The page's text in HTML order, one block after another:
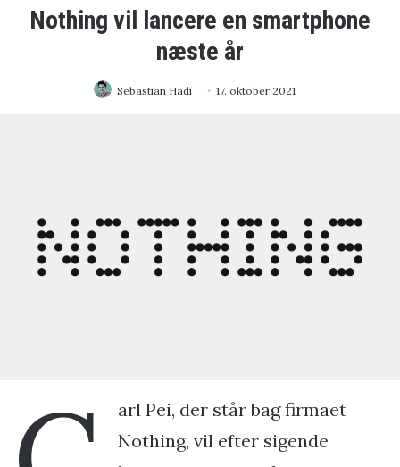
Nothing vil lancere en smartphone
næste år
Sebastian Hadi 17. oktober 2021
arl Pei, der står bag firmaet
Nothing, vil efter sigende